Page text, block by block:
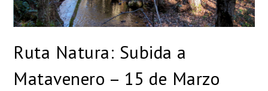
Ruta Natura: Subida a
Matavenero – 15 de Marzo